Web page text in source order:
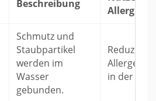
Beschreibung
Allergiker
Schmutz und
Staubpartikel
werden im
Wasser
gebunden.
in der